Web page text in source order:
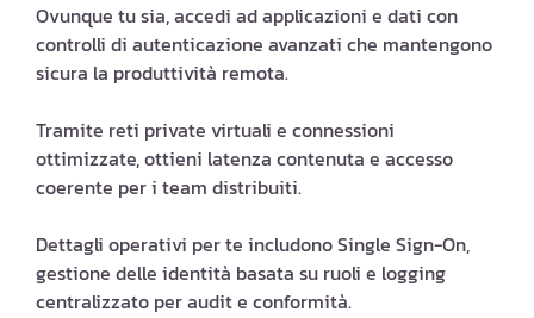
Ovunque tu sia, accedi ad applicazioni e dati con
controlli di autenticazione avanzati che mantengono
sicura la produttività remota.
Tramite reti private virtuali e connessioni
ottimizzate, ottieni latenza contenuta e accesso
coerente per i team distribuiti.
Dettagli operativi per te includono Single Sign-On,
gestione delle identità basata su ruoli e logging
centralizzato per audit e conformità.